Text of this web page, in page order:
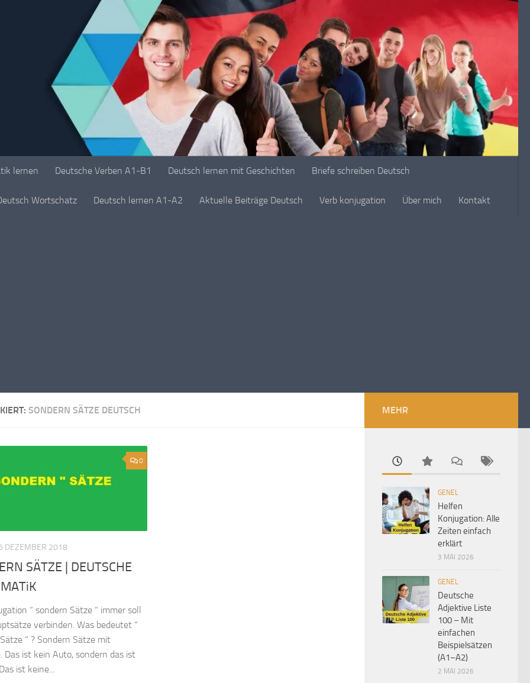
lernen Deutsche Verben A1-B1 Deutsch lernen mit Geschichten Briefe schreiben Deutsch
Wortschatz Deutsch lernen A1-A2 Aktuelle Beiträge Deutsch Verb konjugation Über mich Kontakt
SONDERN SÄTZE DEUTSCH
0
DEZEMBER 2018
SÄTZE | DEUTSCHE
“ sondern Sätze “ immer soll
verbinden. Was bedeutet “
“ ? Sondern Sätze mit
Das ist kein Auto, sondern das ist
ist keine...
MEHR
GENEL
Helfen
Konjugation: Alle
Zeiten einfach
erklärt
3 MAI 2026
GENEL
Deutsche
Adjektive Liste
100 – Mit
einfachen
Beispielsätzen
(A1–A2)
2 MAI 2026